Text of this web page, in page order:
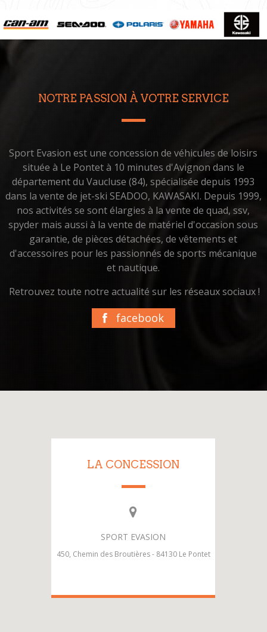
NOTRE PASSION À VOTRE SERVICE
Sport Evasion est une concession de véhicules de loisirs
située à Le Pontet à 10 minutes d'Avignon dans le
département du Vaucluse (84), spécialisée depuis 1993
dans la vente de jet-ski SEADOO, KAWASAKI. Depuis 1999,
nos activités se sont élargies à la vente de quad, ssv,
spyder mais aussi à la vente de matériel d'occasion sous
garantie, de pièces détachées, de vêtements et
d'accessoires pour les passionnés de sports mécanique
et nautique.
Retrouvez toute notre actualité sur les réseaux sociaux !
facebook
LA CONCESSION
SPORT EVASION
450, Chemin des Broutières - 84130 Le Pontet